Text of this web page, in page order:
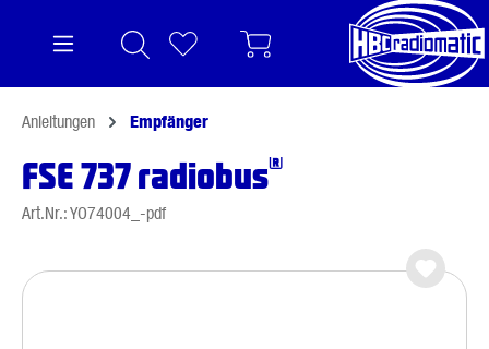
Anleitungen Empfänger
FSE 737 radiobus®
Art.Nr.: YO74004_-pdf
Bildergalerie überspringen